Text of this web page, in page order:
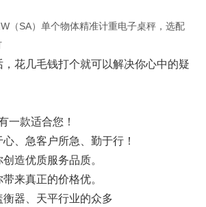
（SA）单个物体精准计重电子桌秤，选配
，花几毛钱打个就可以解决你心中的疑
一款适合您！
、急客户所急、勤于行！
造优质服务品质。
来真正的价格优。
器、天平行业的众多